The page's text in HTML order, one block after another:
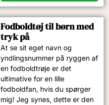
Fodboldtøj til børn med
tryk på
At se sit eget navn og
yndlingsnummer på ryggen af
en fodboldtrøje er det
ultimative for en lille
fodboldfan, hvis du spørger
mig! Jeg synes, dette er den